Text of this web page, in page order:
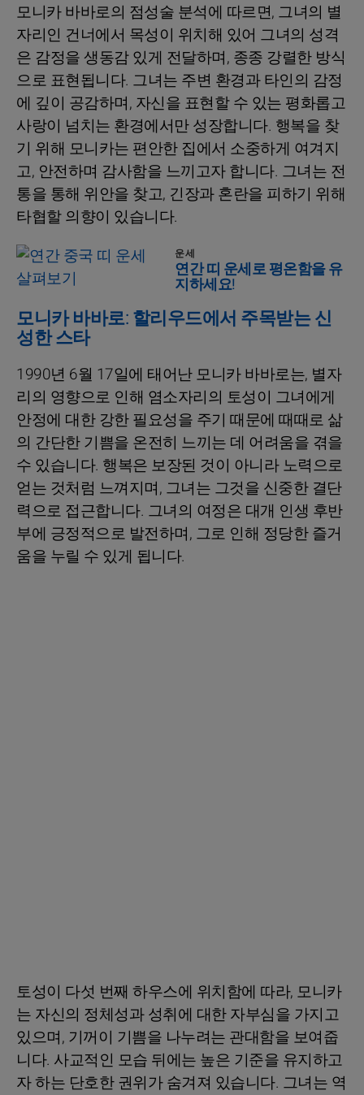
모니카 바바로의 점성술 분석에 따르면, 그녀의 별
자리인 건너에서 목성이 위치해 있어 그녀의 성격
은 감정을 생동감 있게 전달하며, 종종 강렬한 방식
으로 표현됩니다. 그녀는 주변 환경과 타인의 감정
에 깊이 공감하며, 자신을 표현할 수 있는 평화롭고
사랑이 넘치는 환경에서만 성장합니다. 행복을 찾
기 위해 모니카는 편안한 집에서 소중하게 여겨지
고, 안전하며 감사함을 느끼고자 합니다. 그녀는 전
통을 통해 위안을 찾고, 긴장과 혼란을 피하기 위해
타협할 의향이 있습니다.
운세
연간 띠 운세로 평온함을 유
지하세요!
모니카 바바로: 할리우드에서 주목받는 신
성한 스타
1990년 6월 17일에 태어난 모니카 바바로는, 별자
리의 영향으로 인해 염소자리의 토성이 그녀에게
안정에 대한 강한 필요성을 주기 때문에 때때로 삶
의 간단한 기쁨을 온전히 느끼는 데 어려움을 겪을
수 있습니다. 행복은 보장된 것이 아니라 노력으로
얻는 것처럼 느껴지며, 그녀는 그것을 신중한 결단
력으로 접근합니다. 그녀의 여정은 대개 인생 후반
부에 긍정적으로 발전하며, 그로 인해 정당한 즐거
움을 누릴 수 있게 됩니다.
토성이 다섯 번째 하우스에 위치함에 따라, 모니카
는 자신의 정체성과 성취에 대한 자부심을 가지고
있으며, 기꺼이 기쁨을 나누려는 관대함을 보여줍
니다. 사교적인 모습 뒤에는 높은 기준을 유지하고
자 하는 단호한 권위가 숨겨져 있습니다. 그녀는 역